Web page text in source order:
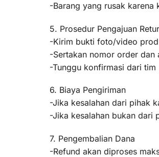
-Barang yang rusak karena
5. Prosedur Pengajuan Retur
-Kirim bukti foto/video
-Sertakan nomor order dan
-Tunggu konfirmasi dari
6. Biaya Pengiriman
-Jika kesalahan dari pihak
-Jika kesalahan bukan
7. Pengembalian Dana
-Refund akan diproses